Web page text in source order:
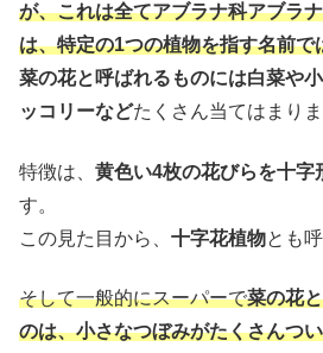
が、これは全てアブラナ科アブラ
は、特定の1つの植物を指す名前で
菜の花と呼ばれるものには白菜や
ッコリーなどたくさん当てはまりま
特徴は、 黄色い4枚の花びらを十字
す。
この見た目から、 十字花植物とも
そして一般的にスーパーで菜の花
のは、小さなつぼみがたくさんつ